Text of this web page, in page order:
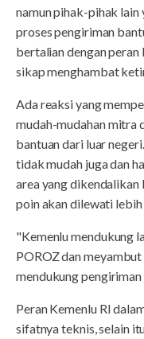
namun pihak-pihak lain
proses pengiriman
bertalian dengan peran
sikap menghambat
Ada reaksi yang
mudah-mudahan mitra
bantuan dari luar
tidak mudah juga dan
area yang dikendalikan
poin akan dilewati lebih
"Kemenlu mendukung
POROZ dan
mendukung
Peran Kemenlu RI
sifatnya teknis, selain